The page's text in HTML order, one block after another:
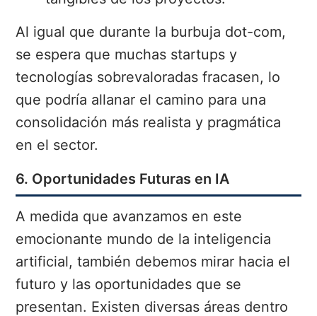
Al igual que durante la burbuja dot-com,
se espera que muchas startups y
tecnologías sobrevaloradas fracasen, lo
que podría allanar el camino para una
consolidación más realista y pragmática
en el sector.
6. Oportunidades Futuras en IA
A medida que avanzamos en este
emocionante mundo de la inteligencia
artificial, también debemos mirar hacia el
futuro y las oportunidades que se
presentan. Existen diversas áreas dentro